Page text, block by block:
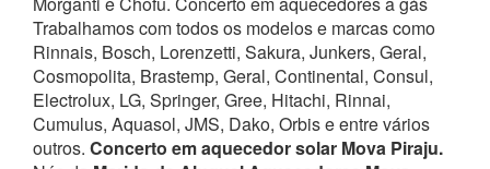
Trabalhamos com todos os modelos e marcas como
Rinnais, Bosch, Lorenzetti, Sakura, Junkers, Geral,
Cosmopolita, Brastemp, Geral, Continental, Consul,
Electrolux, LG, Springer, Gree, Hitachi, Rinnai,
Cumulus, Aquasol, JMS, Dako, Orbis e entre vários
outros. Concerto em aquecedor solar Mova Piraju.